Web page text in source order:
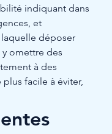
indiquant dans
et
déposer
omettre des
à des
facile à éviter,